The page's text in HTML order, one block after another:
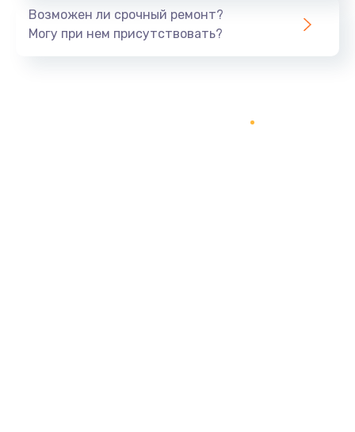
Возможен ли срочный ремонт?
Могу при нем присутствовать?